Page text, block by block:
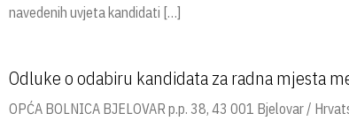
navedenih uvjeta kandidati […]
Odluke o odabiru kandidata za radna mjesta
OPĆA BOLNICA BJELOVAR p.p. 38, 43 001 Bjelovar /